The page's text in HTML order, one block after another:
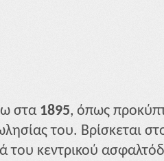
στα 1895, όπως
του. Βρίσκεται
του κεντρικού